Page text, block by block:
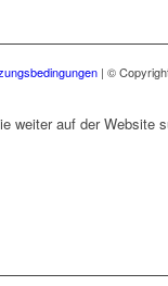
| ©
weiter auf der Website